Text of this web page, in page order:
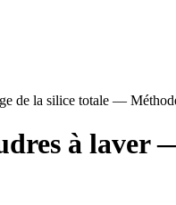
de la silice totale —
à laver